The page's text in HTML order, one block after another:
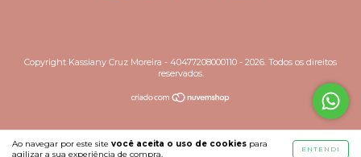
Ao navegar por este site você aceita o uso de cookies para
agilizar a sua experiência de compra.
ENTENDI
Copyright Kassiany Cruz Moreira - 40477208000110 - 2026. Todos os direitos
reservados.